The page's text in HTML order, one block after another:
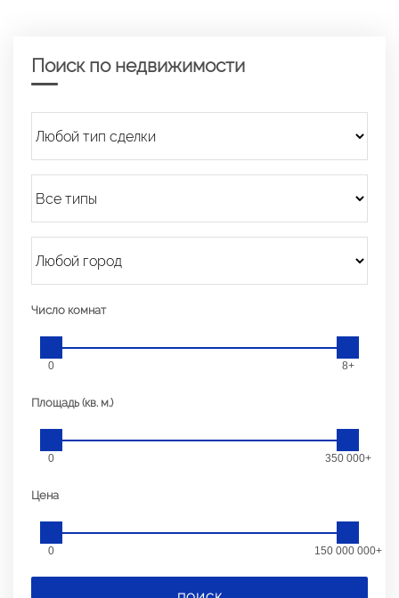
Поиск по недвижимости
Число комнат
0 8+
Площадь (кв. м.)
0 350 000+
Цена
0 150 000 000+